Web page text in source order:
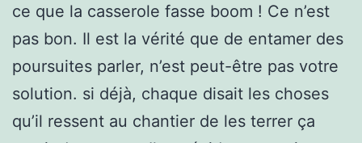
ce que la casserole fasse boom ! Ce n’est
pas bon. Il est la vérité que de entamer des
poursuites parler, n’est peut-être pas votre
solution. si déjà, chaque disait les choses
qu’il ressent au chantier de les terrer ça